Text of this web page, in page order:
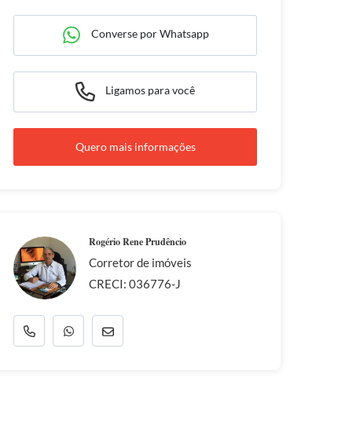
Converse por Whatsapp
Ligamos para você
Quero mais informações
Rogério Rene Prudêncio
Corretor de imóveis
CRECI: 036776-J